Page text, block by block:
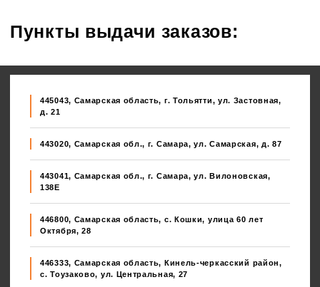
Пункты выдачи заказов:
445043, Самарская область, г. Тольятти, ул. Застовная,
д. 21
443020, Самарская обл., г. Самара, ул. Самарская, д. 87
443041, Самарская обл., г. Самара, ул. Вилоновская,
138E
446800, Самарская область, с. Кошки, улица 60 лет
Октября, 28
446333, Самарская область, Кинель-черкасский район,
с. Тоузаково, ул. Центральная, 27